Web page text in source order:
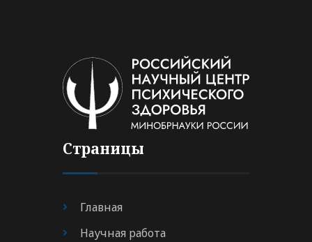
Страницы
Главная
Научная работа